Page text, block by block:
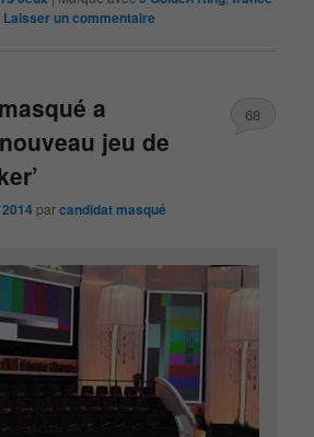
Laisser un commentaire
a
jeu de
parcandidat masqué
68